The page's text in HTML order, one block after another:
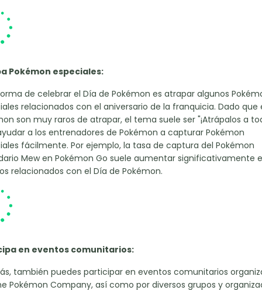
Pokémon especiales:
de celebrar el Día de Pokémon es atrapar algunos
relacionados con el aniversario de la franquicia. Dado que
son muy raros de atrapar, el tema suele ser "¡Atrápalos a
a los entrenadores de Pokémon a capturar Pokémon
fácilmente. Por ejemplo, la tasa de captura del Pokémon
Mew en Pokémon Go suele aumentar significativamente
relacionados con el Día de Pokémon.
en eventos comunitarios:
también puedes participar en eventos comunitarios
Pokémon Company, así como por diversos grupos y